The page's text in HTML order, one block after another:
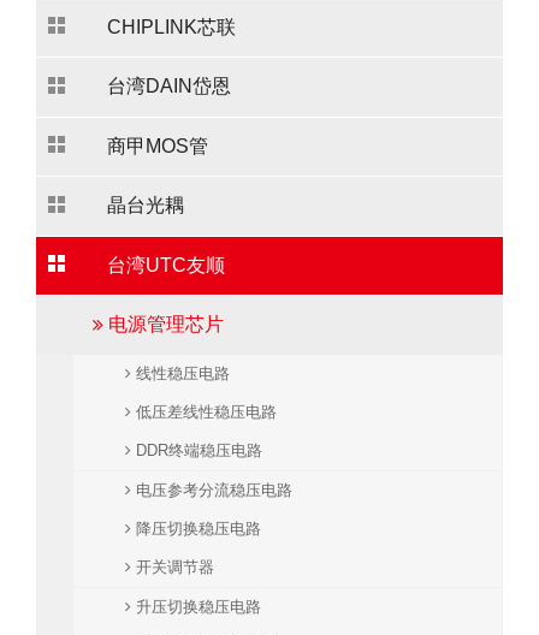
CHIPLINK芯联
台湾DAIN岱恩
商甲MOS管
晶台光耦
台湾UTC友顺
电源管理芯片
线性稳压电路
低压差线性稳压电路
DDR终端稳压电路
电压参考分流稳压电路
降压切换稳压电路
开关调节器
升压切换稳压电路